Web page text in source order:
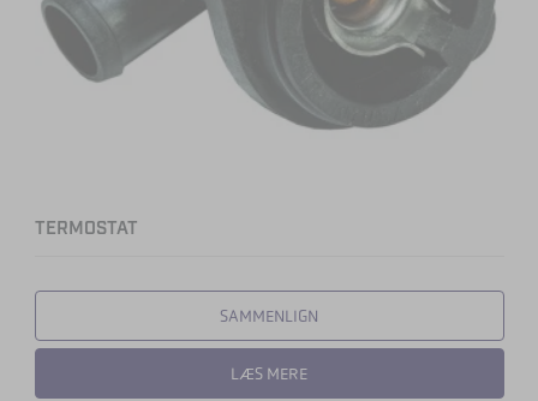
TERMOSTAT
SAMMENLIGN
LÆS MERE